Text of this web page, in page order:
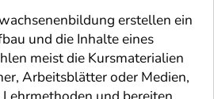
erstellen ein
und die Inhalte eines
meist die Kursmaterialien
Arbeitsblätter oder Medien,